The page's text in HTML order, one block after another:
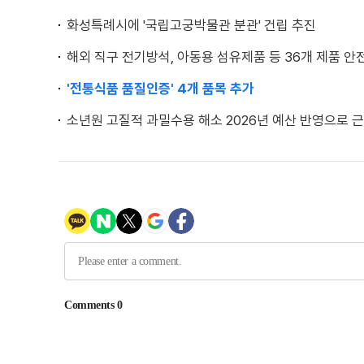
화성특례시에 '국립고궁박물관 분관' 건립 추진
해외 직구 전기방석, 아동용 섬유제품 등 36개 제품 안
'전통식품 품질인증' 4개 품목 추가
소년원 고질적 과밀수용 해소 2026년 예산 반영으로